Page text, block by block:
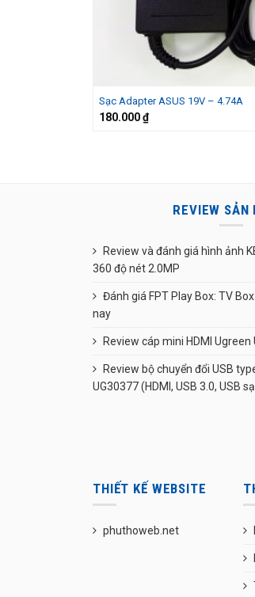
Sạc Adapter ASUS 19V – 4.74A
180.000₫
REVIEW SẢN
Review và đánh giá hình ảnh
360 độ nét 2.0MP
Đánh giá FPT Play Box: TV
nay
Review cáp mini HDMI Ugreen
Review bộ chuyển đổi USB
UG30377 (HDMI, USB 3.0, USB
THIẾT KẾ WEBSITE
phuthoweb.net